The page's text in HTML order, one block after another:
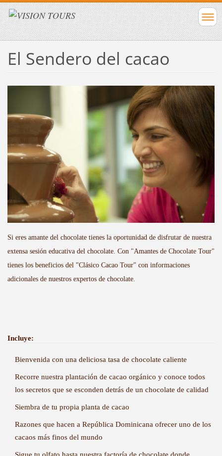
El Sendero del cacao
Si eres amante del chocolate tienes la oportunidad de disfrutar de nuestra
extensa sesión educativa del chocolate. Con "Amantes de Chocolate Tour"
tienes los beneficios del "Clásico Cacao Tour" con informaciones
adicionales de nuestros expertos de chocolate.
Incluye:
Bienvenida con una deliciosa tasa de chocolate caliente
Recorre nuestra plantación de cacao orgánico y conoce todos
los secretos que se esconden detrás de un chocolate de calidad
Siembra de tu propia planta de cacao
Razones que hacen a República Dominicana ofrecer uno de los
cacaos más finos del mundo
Sigue tu olfato hasta nuestra factoría de chocolate donde